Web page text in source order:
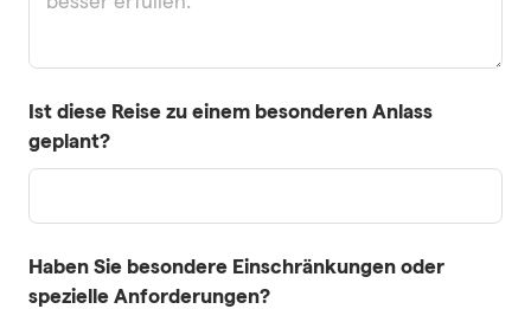
Ist diese Reise zu einem besonderen Anlass
geplant?
Haben Sie besondere Einschränkungen oder
spezielle Anforderungen?